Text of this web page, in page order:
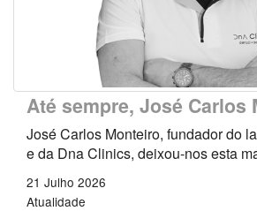
Até sempre, José Carlos
José Carlos Monteiro, fundador do
e da Dna Clinics, deixou-nos esta
21 Julho 2026
Atualidade